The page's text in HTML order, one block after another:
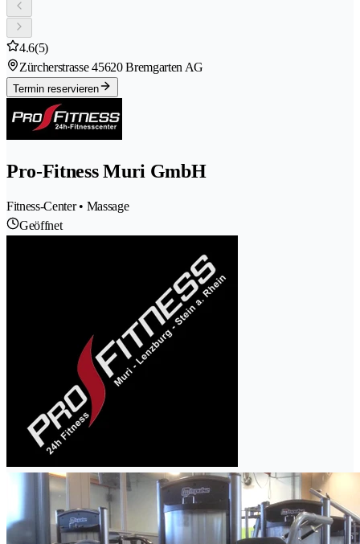
4.6(5)
Zürcherstrasse 45620 Bremgarten AG
Termin reservieren
Pro-Fitness Muri GmbH
Fitness-Center • Massage
Geöffnet